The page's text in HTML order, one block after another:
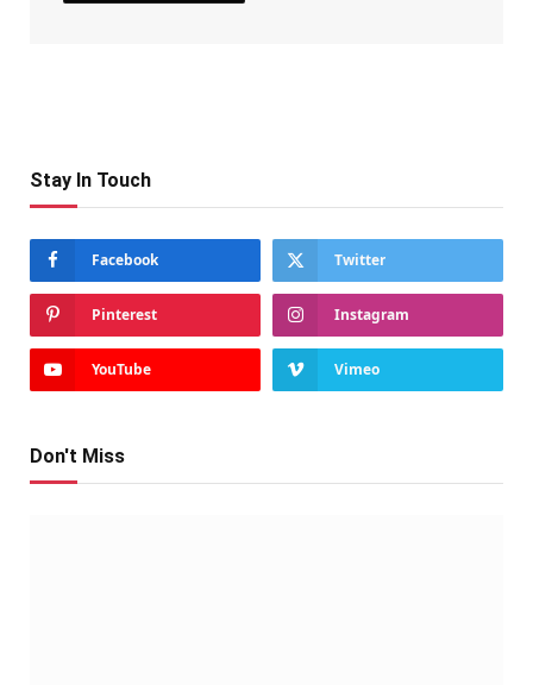
Stay In Touch
Facebook Twitter
Pinterest Instagram
YouTube Vimeo
Don't Miss